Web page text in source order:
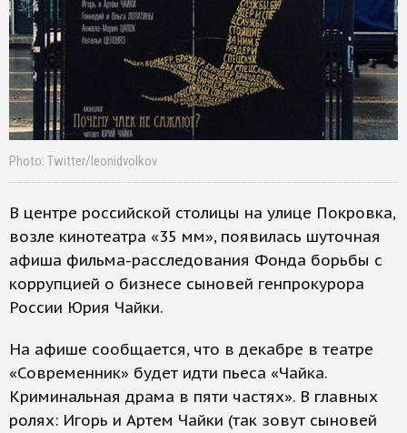
Photo: Twitter/leonidvolkov
В центре российской столицы на улице Покровка,
возле кинотеатра «35 мм», появилась шуточная
афиша фильма-расследования Фонда борьбы с
коррупцией о бизнесе сыновей генпрокурора
России Юрия Чайки.
На афише сообщается, что в декабре в театре
«Современник» будет идти пьеса «Чайка.
Криминальная драма в пяти частях». В главных
ролях: Игорь и Артем Чайки (так зовут сыновей